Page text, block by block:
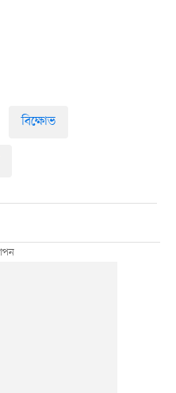
বিক্ষোভ